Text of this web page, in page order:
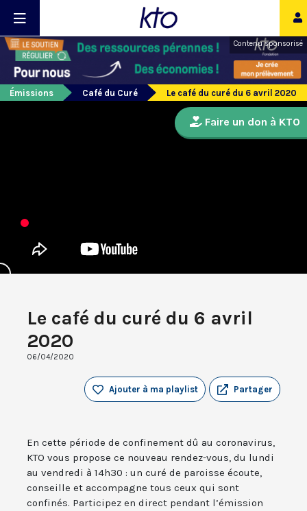
Contenu sponsorisé
Émissions Café du Curé Le café du curé du 6 avril 2020
Le café du curé du 6 avril
2020
06/04/2020
Partager
Ajouter à ma playlist
En cette période de confinement dû au coronavirus,
KTO vous propose ce nouveau rendez-vous, du lundi
au vendredi à 14h30 : un curé de paroisse écoute,
conseille et accompagne tous ceux qui sont
confinés. Participez en direct pendant l’émission
Faire un don à KTO